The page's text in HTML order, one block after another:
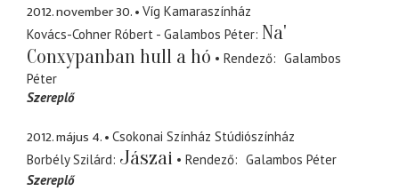
2012. november 30.
Víg Kamaraszínház
Kovács-Cohner Róbert - Galambos Péter Na'
Conxypanban hull a hó
Rendező
Galambos
Péter
Szereplő
2012. május 4.
Csokonai Színház Stúdiószínház
Borbély Szilárd Jászai Rendező
Galambos Péter
Szereplő